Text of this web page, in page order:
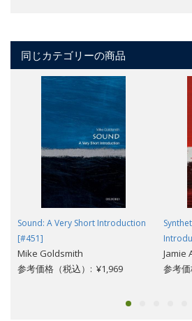
同じカテゴリーの商品
Sound: A Very Short Introduction
[#451]
Mike Goldsmith
参考価格（税込）: ¥1,969
Jamie
参考